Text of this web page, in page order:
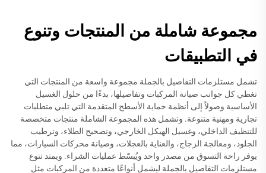
مجموعة شاملة من المنتجات وتنوع
في التطبيقات
تشمل مستلزمات التفاصيل بالجملة مجموعة واسعة من المنتجات التي
تغطي كل جوانب صيانة المركبات وتفاصيلها، بدءًا من حلول الغسيل
الأساسية وصولاً إلى أنظمة حماية الأسطح المتقدمة التي تلبي متطلبات
تجارية ومهنية متنوعة. وتشمل هذه المجموعة الشاملة منتجات متخصصة
للتنظيف الداخلي، وغسيل الهيكل الخارجي، وتصحيح الطلاء، وترطيب
الجلود، ومعالجة الزجاج، والعناية بالعجلات، وصيانة محركات السيارات، مما
يوفر راحة التسوق من مصدر واحد ويُبسّط عمليات الشراء. ويمتد تنوع
مستلزمات التفاصيل بالجملة ليشمل أنواعًا متعددة من المركبات مثل